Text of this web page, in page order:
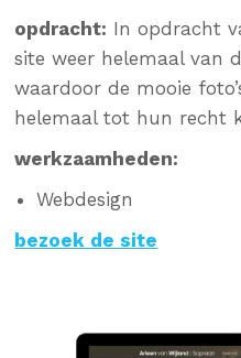
opdracht: In opdracht
site weer helemaal van
waardoor de mooie
helemaal tot hun recht
werkzaamheden:
Webdesign
bezoek de site